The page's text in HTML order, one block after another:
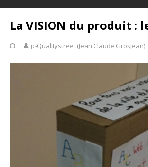
La VISION du produit :
jc-Qualitystreet (Jean Claude Grosjean)